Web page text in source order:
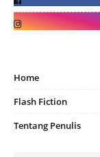
Home
Flash Fiction
Tentang Penulis